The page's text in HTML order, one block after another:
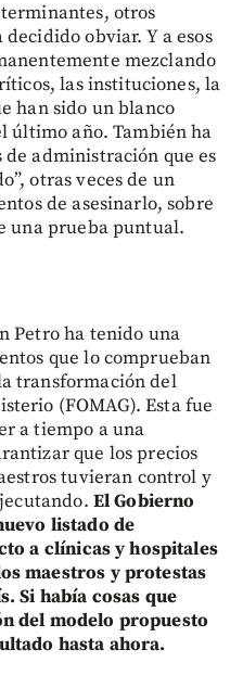
otros
obviar. Y a esos
mezclando
las instituciones, la
han sido un blanco
último año. También ha
de administración que es
otras veces de un
de asesinarlo, sobre
una prueba puntual.
Petro ha tenido una
que lo comprueban
transformación del
(FOMAG). Esta fue
a tiempo a una
que los precios
tuvieran control y
El Gobierno
listado de
a clínicas y hospitales
maestros y protestas
Si había cosas que
del modelo propuesto
hasta ahora.